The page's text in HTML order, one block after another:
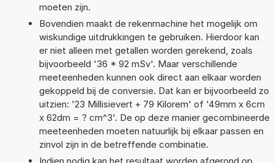
moeten zijn.
Bovendien maakt de rekenmachine het mogelijk om
wiskundige uitdrukkingen te gebruiken. Hierdoor kan
er niet alleen met getallen worden gerekend, zoals
bijvoorbeeld '36 * 92 mSv'. Maar verschillende
meeteenheden kunnen ook direct aan elkaar worden
gekoppeld bij de conversie. Dat kan er bijvoorbeeld zo
uitzien: '23 Millisievert + 79 Kilorem' of '49mm x 6cm
x 62dm = ? cm^3'. De op deze manier gecombineerde
meeteenheden moeten natuurlijk bij elkaar passen en
zinvol zijn in de betreffende combinatie.
Indien nodig kan het resultaat worden afgerond op